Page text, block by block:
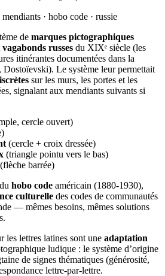
· hobo code · russie
de marques pictographiques
russes du XIXᵉ siècle (les
itinérantes documentées dans la
Le système leur permettait
sur les murs, les portes et les
signalant aux mendiants suivants si
cercle ouvert)
(cercle + croix dressée)
(triangle pointu vers le bas)
(flèche barrée)
du hobo code américain (1880-1930),
culturelle des codes de communautés
— mêmes besoins, mêmes solutions
les lettres latines sont une adaptation
ludique : le système d’origine
de signes thématiques (générosité,
lettre-par-lettre.